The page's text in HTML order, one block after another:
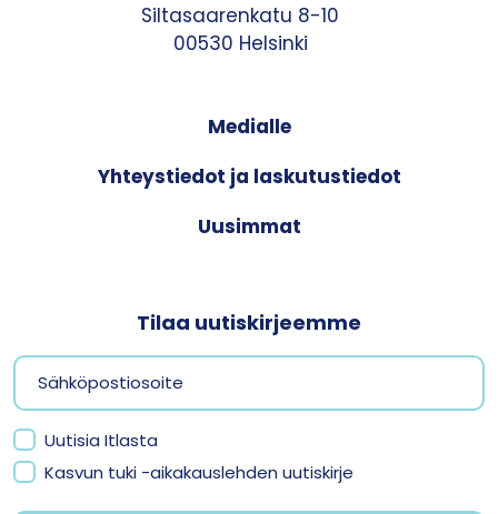
Siltasaarenkatu 8-10
00530 Helsinki
Medialle
Yhteystiedot ja laskutustiedot
Uusimmat
Tilaa uutiskirjeemme
Uutisia Itlasta
Kasvun tuki -aikakauslehden uutiskirje